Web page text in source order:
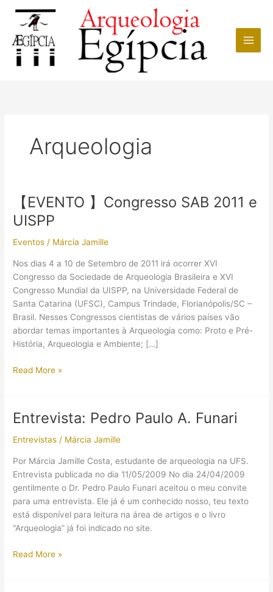
conteúdo
Arqueologia
【EVENTO 】Congresso SAB 2011 e
UISPP
Eventos / Márcia Jamille
Nos dias 4 a 10 de Setembro de 2011 irá ocorrer XVI
Congresso da Sociedade de Arqueologia Brasileira e XVI
Congresso Mundial da UISPP, na Universidade Federal de
Santa Catarina (UFSC), Campus Trindade, Florianópolis/SC –
Brasil. Nesses Congressos cientistas de vários países vão
abordar temas importantes à Arqueologia como: Proto e Pré-
História, Arqueologia e Ambiente; […]
【EVENTO
2011
e
Read More »
Entrevista: Pedro Paulo A. Funari
Entrevistas / Márcia Jamille
Por Márcia Jamille Costa, estudante de arqueologia na UFS.
Entrevista publicada no dia 11/05/2009 No dia 24/04/2009
gentilmente o Dr. Pedro Paulo Funari aceitou o meu convite
para uma entrevista. Ele já é um conhecido nosso, teu texto
está disponível para leitura na área de artigos e o livro
“Arqueologia” já foi indicado no site.
Entrevista:
Read More »